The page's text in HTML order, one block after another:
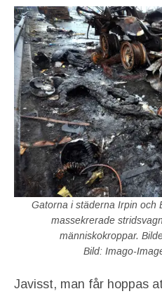
Gatorna i städerna Irpin och
massekrerade
människokroppar.
Bild: Imago-
Javisst, man får hoppas